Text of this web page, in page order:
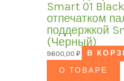
Smart 01
отпечатком
поддержкой
(Черный)
9600,00₽
В
О ТОВАРЕ